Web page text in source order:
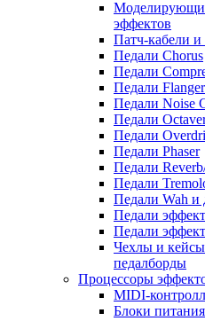
эффектов
Патч-кабели и
Педали Chorus
Педали
Педали Flanger
Педали Noise
Педали
Педали
Педали Phaser
Педали
Педали
Педали Wah и
Педали
Педали
Чехлы и кейсы
педалборды
Процессоры
MIDI-
Блоки питания